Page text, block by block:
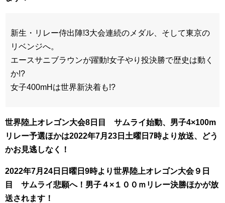
新生・リレー侍出陣!3大会連続のメダル、そして東京の
リベンジへ。
エースサニブラウンが躍動!女子やり投決勝で歴史は動く
か!?
女子400mHは世界新決着も!?
世界陸上オレゴン大会8日目 サムライ始動、男子4×100m
リレー予選ほかは2022年7月23日土曜日7時より放送、どう
かお見逃しなく！
2022年7月24日日曜日9時より世界陸上オレゴン大会９日
目 サムライ悲願へ！男子４×１００ｍリレー決勝ほかが放
送されます！